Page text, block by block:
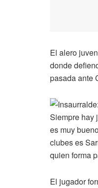
El alero
donde
pasada ante
Siempre hay
es muy
clubes es
quien forma
El jugador